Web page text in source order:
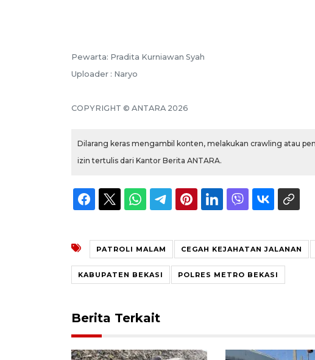
Pewarta: Pradita Kurniawan Syah
Uploader : Naryo
COPYRIGHT © ANTARA 2026
Dilarang keras mengambil konten, melakukan crawling atau
izin tertulis dari Kantor Berita ANTARA.
PATROLI MALAM CEGAH KEJAHATAN JALANAN
KABUPATEN BEKASI POLRES METRO BEKASI
Berita Terkait